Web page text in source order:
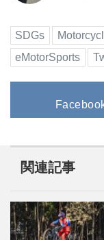
SDGs
eMotorSports
関連記事